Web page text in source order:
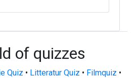
of quizzes
Quiz • Litteratur Quiz • Filmquiz •